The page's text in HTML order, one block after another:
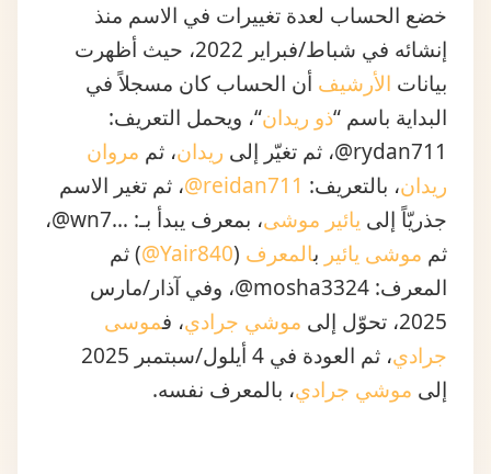
خضع الحساب لعدة تغييرات في الاسم منذ
إنشائه في شباط/فبراير 2022، حيث أظهرت
بيانات الأرشيف أن الحساب كان مسجلاً في
البداية باسم “ذو ريدان“، ويحمل التعريف:
rydan711@، ثم تغيّر إلى
ريدان، ثم مروان
ريدان، بالتعريف: reidan711@
، ثم تغير الاسم
جذريّاً إلى يائير موشى
، بمعرف يبدأ بـ: …wn7@،
ثم موشى يائير بالمعرف (
Yair840@
) ثم
المعرف: mosha3324@، وفي آذار/مارس
2025، تحوّل إلى
موشي جرادي، فموسى
جرادي
، ثم العودة في 4 أيلول/سبتمبر 2025
إلى موشي جرادي، بالمعرف نفسه.